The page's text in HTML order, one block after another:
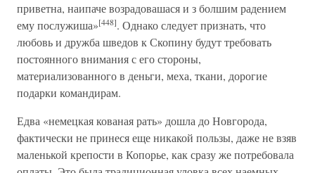
приветна, наипаче возрадовашася и з болшим радением
ему послужиша»[448]. Однако следует признать, что
любовь и дружба шведов к Скопину будут требовать
постоянного внимания с его стороны,
материализованного в деньги, меха, ткани, дорогие
подарки командирам.
Едва «немецкая кованая рать» дошла до Новгорода,
фактически не принеся еще никакой пользы, даже не взяв
маленькой крепости в Копорье, как сразу же потребовала